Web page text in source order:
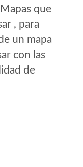
que
, para
un mapa
con las
de